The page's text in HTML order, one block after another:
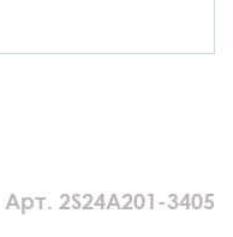
Арт. 2S24A201-3405